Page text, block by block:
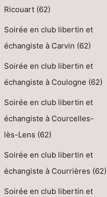
Ricouart (62)
Soirée en club libertin et
échangiste à Carvin (62)
Soirée en club libertin et
échangiste à Coulogne (62)
Soirée en club libertin et
échangiste à Courcelles-
lès-Lens (62)
Soirée en club libertin et
échangiste à Courrières (62)
Soirée en club libertin et